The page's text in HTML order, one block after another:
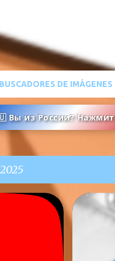
BUSCADORES DE IMÁGENES
Вы из России?
BLOG